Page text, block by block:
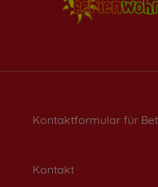
Kontaktformular für
Kontakt